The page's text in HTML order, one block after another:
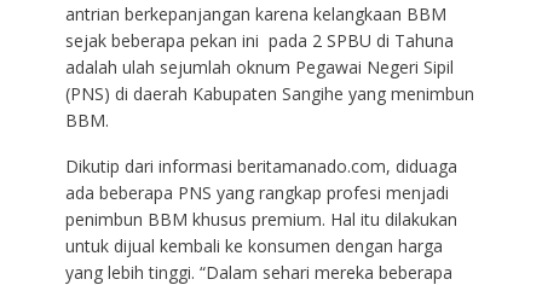
antrian berkepanjangan karena kelangkaan BBM
sejak beberapa pekan ini pada 2 SPBU di Tahuna
adalah ulah sejumlah oknum Pegawai Negeri Sipil
(PNS) di daerah Kabupaten Sangihe yang menimbun
BBM.
Dikutip dari informasi beritamanado.com, diduaga
ada beberapa PNS yang rangkap profesi menjadi
penimbun BBM khusus premium. Hal itu dilakukan
untuk dijual kembali ke konsumen dengan harga
yang lebih tinggi. “Dalam sehari mereka beberapa